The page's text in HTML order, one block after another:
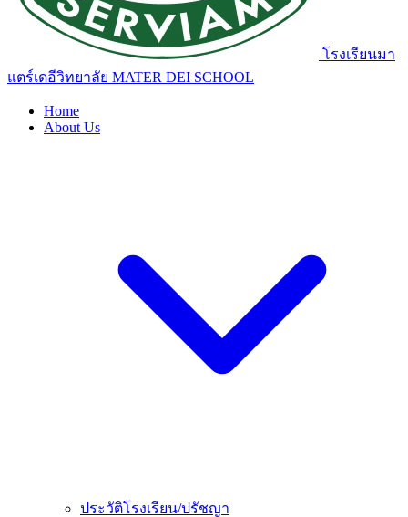
โรงเรียนมา
แตร์เดอีวิทยาลัย MATER DEI SCHOOL
Home
About Us
ประวัติโรงเรียน/ปรัชญา